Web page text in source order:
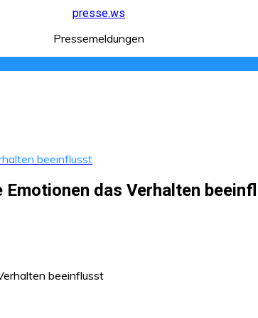
presse.ws
Pressemeldungen
beeinflusst
das Verhalten